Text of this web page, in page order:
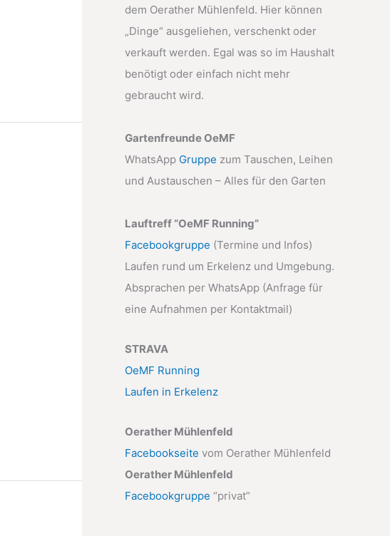
dem Oerather Mühlenfeld. Hier können
„Dinge“ ausgeliehen, verschenkt oder
verkauft werden. Egal was so im Haushalt
benötigt oder einfach nicht mehr
gebraucht wird.
Gartenfreunde OeMF
WhatsApp Gruppe zum Tauschen, Leihen
und Austauschen – Alles für den Garten
Lauftreff “OeMF Running”
Facebookgruppe (Termine und Infos)
Laufen rund um Erkelenz und Umgebung.
Absprachen per WhatsApp (Anfrage für
eine Aufnahmen per Kontaktmail)
STRAVA
OeMF Running
Laufen in Erkelenz
Oerather Mühlenfeld
Facebookseite vom Oerather Mühlenfeld
Oerather Mühlenfeld
Facebookgruppe “privat”